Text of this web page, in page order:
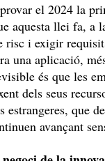
el 2024 la
aquesta llei fa, a
risc i exigir
una aplicació,
és que les
dels seus
estrangeres, que
avançant